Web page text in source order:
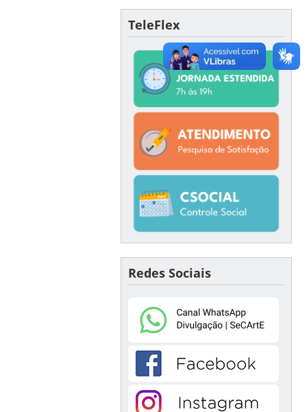
TeleFlex
Redes Sociais